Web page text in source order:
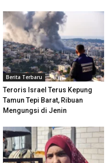
Berita Terbaru
Teroris Israel Terus Kepung
Tamun Tepi Barat, Ribuan
Mengungsi di Jenin